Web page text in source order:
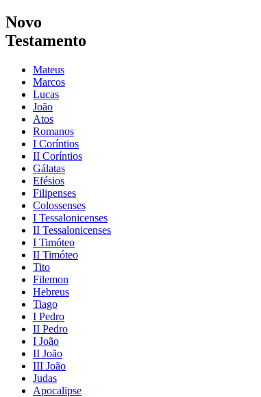
Novo
Testamento
Mateus
Marcos
Lucas
João
Atos
Romanos
I Coríntios
II Coríntios
Gálatas
Efésios
Filipenses
Colossenses
I Tessalonicenses
II Tessalonicenses
I Timóteo
II Timóteo
Tito
Filemon
Hebreus
Tiago
I Pedro
II Pedro
I João
II João
III João
Judas
Apocalipse